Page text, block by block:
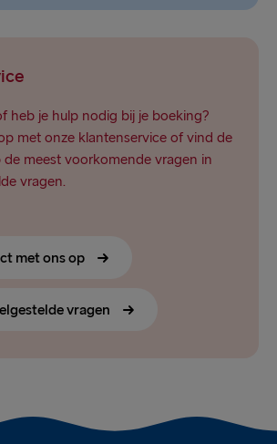
heb je hulp nodig bij je boeking?
met onze klantenservice of vind de
meest voorkomende vragen in
vragen.
met ons op
vragen